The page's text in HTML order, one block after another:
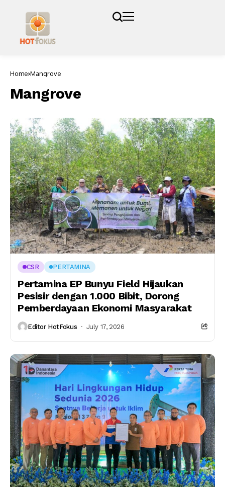
Home Mangrove
Mangrove
CSR PERTAMINA
Pertamina EP Bunyu Field Hijaukan
Pesisir dengan 1.000 Bibit, Dorong
Pemberdayaan Ekonomi Masyarakat
Editor HotFokus July 17, 2026